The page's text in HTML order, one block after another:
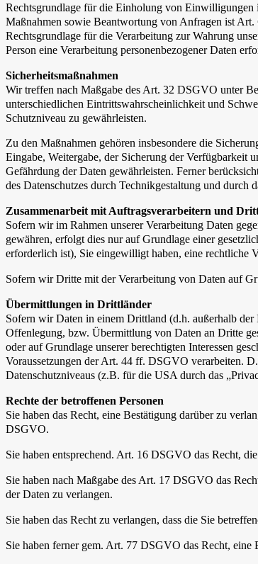
Rechtsgrundlage für die Einholung von
Maßnahmen sowie Beantwortung von Anfragen ist
Rechtsgrundlage für die Verarbeitung zur Wahrung
Person eine Verarbeitung personenbezogener Daten
Sicherheitsmaßnahmen
Wir treffen nach Maßgabe des Art. 32 DSGVO unter
unterschiedlichen Eintrittswahrscheinlichkeit und
Schutzniveau zu gewährleisten.
Zu den Maßnahmen gehören insbesondere die
Eingabe, Weitergabe, der Sicherung der Verfügbarkeit
Gefährdung der Daten gewährleisten. Ferner
des Datenschutzes durch Technikgestaltung und
Zusammenarbeit mit Auftragsverarbeitern und
Sofern wir im Rahmen unserer Verarbeitung Daten
gewähren, erfolgt dies nur auf Grundlage einer
erforderlich ist), Sie eingewilligt haben, eine rechtliche
Sofern wir Dritte mit der Verarbeitung von Daten auf
Übermittlungen in Drittländer
Sofern wir Daten in einem Drittland (d.h. außerhalb
Offenlegung, bzw. Übermittlung von Daten an Dritte
oder auf Grundlage unserer berechtigten Interessen
Voraussetzungen der Art. 44 ff. DSGVO verarbeiten.
Datenschutzniveaus (z.B. für die USA durch das
Rechte der betroffenen Personen
Sie haben das Recht, eine Bestätigung darüber zu
DSGVO.
Sie haben entsprechend. Art. 16 DSGVO das Recht,
Sie haben nach Maßgabe des Art. 17 DSGVO das
der Daten zu verlangen.
Sie haben das Recht zu verlangen, dass die Sie
Sie haben ferner gem. Art. 77 DSGVO das Recht, eine